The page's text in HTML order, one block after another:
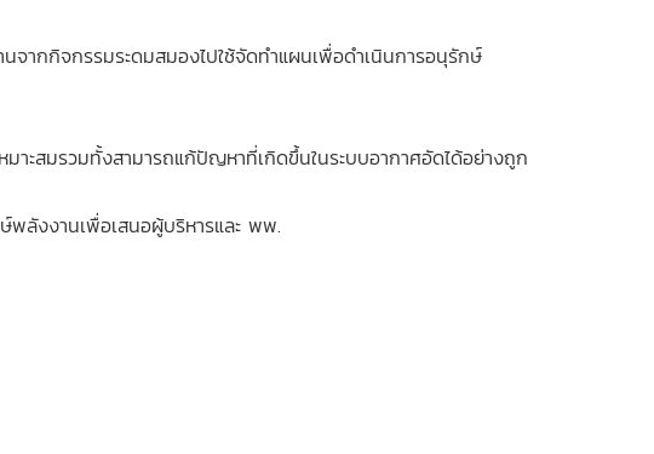
ากกิจกรรมระดมสมองไปใช้จัดทำแผนเพื่อดำเนินการอนุรักษ์
าะสมรวมทั้งสามารถแก้ปัญหาที่เกิดขึ้นในระบบอากาศอัดได้อย่างถูก
พลังงานเพื่อเสนอผู้บริหารและ พพ.